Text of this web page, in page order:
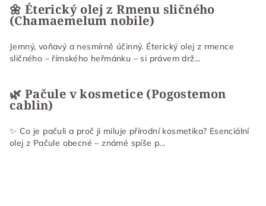
🌼 Éterický olej z Rmenu sličného
(Chamaemelum nobile)
Jemný, voňavý a nesmírně účinný. Éterický olej z rmence
sličného – římského heřmánku – si právem drž...
🌿 Pačule v kosmetice (Pogostemon
cablin)
✨ Co je pačuli a proč ji miluje přírodní kosmetika? Esenciální
olej z Pačule obecné – známé spíše p...